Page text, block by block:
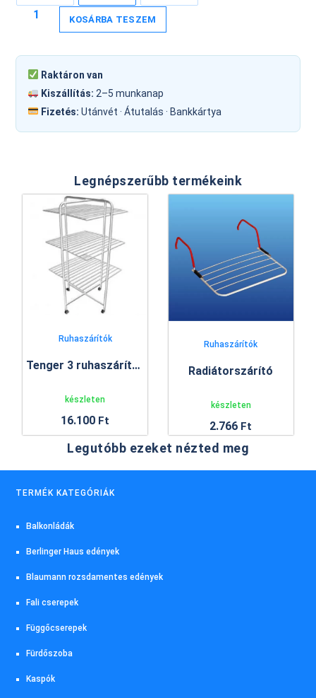
KOSÁRBA TESZEM
Raktáron van
Kiszállítás: 2–5 munkanap
Fizetés: Utánvét · Átutalás · Bankkártya
Legnépszerűbb termékeink
Ruhaszárítók
Tenger 3 ruhaszárító állvány
készleten
16.100 Ft
Ruhaszárítók
Radiátorszárító
készleten
2.766 Ft
Legutóbb ezeket nézted meg
TERMÉK KATEGÓRIÁK
Balkonládák
Berlinger Haus edények
Blaumann rozsdamentes edények
Fali cserepek
Függőcserepek
Fürdőszoba
Kaspók